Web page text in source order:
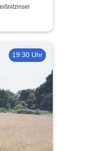
19:30 Uhr